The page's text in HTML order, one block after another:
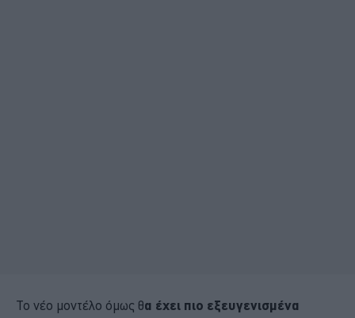
Το νέο μοντέλο όμως θα έχει πιο εξευγενισμένα